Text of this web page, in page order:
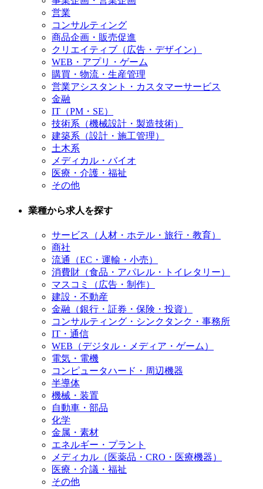
営業
コンサルティング
商品企画・販売促進
クリエイティブ（広告・デザイン）
WEB・アプリ・ゲーム
購買・物流・生産管理
営業アシスタント・カスタマーサービス
金融
IT（PM・SE）
技術系（機械設計・製造技術）
建築系（設計・施工管理）
土木系
メディカル・バイオ
医療・介護・福祉
その他
業種から求人を探す
サービス（人材・ホテル・旅行・教育）
商社
流通（EC・運輸・小売）
消費財（食品・アパレル・トイレタリー）
マスコミ（広告・制作）
建設・不動産
金融（銀行・証券・保険・投資）
コンサルティング・シンクタンク・事務所
IT・通信
WEB（デジタル・メディア・ゲーム）
電気・電機
コンピュータハード・周辺機器
半導体
機械・装置
自動車・部品
化学
金属・素材
エネルギー・プラント
メディカル（医薬品・CRO・医療機器）
医療・介議・福祉
その他